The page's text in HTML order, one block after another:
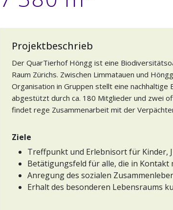
Projektbeschrieb
Der QuarTierhof Höngg ist eine
Raum Zürichs. Zwischen Limmatauen und
Organisation in Gruppen stellt eine
abgestützt durch ca. 180 Mitglieder und zwei
findet rege Zusammenarbeit mit der
Ziele
Treffpunkt und Erlebnisort für Kinder,
Betätigungsfeld für alle, die in
Anregung des sozialen
Erhalt des besonderen Lebensraums